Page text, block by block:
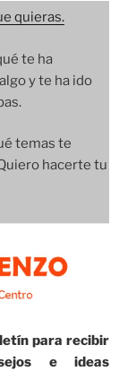
quieras.
te ha
y te ha ido
temas te
hacerte tu
para recibir
e ideas